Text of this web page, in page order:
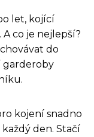
let, kojící
co je nejlepší?
do
garderoby
kojení snadno
den. Stačí